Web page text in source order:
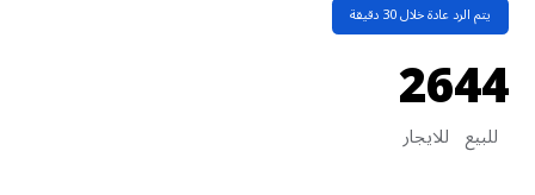
يتم الرد عادة خلال30 دقيقة
44
للبيع 26
للايجار